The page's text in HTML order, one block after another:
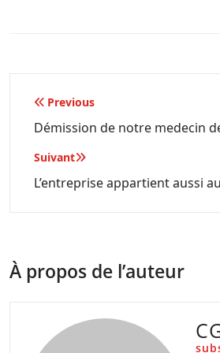
Navigation
de
l’article
Previous
Démission de notre medecin
Suivant
L’entreprise appartient aussi
À propos de l’auteur